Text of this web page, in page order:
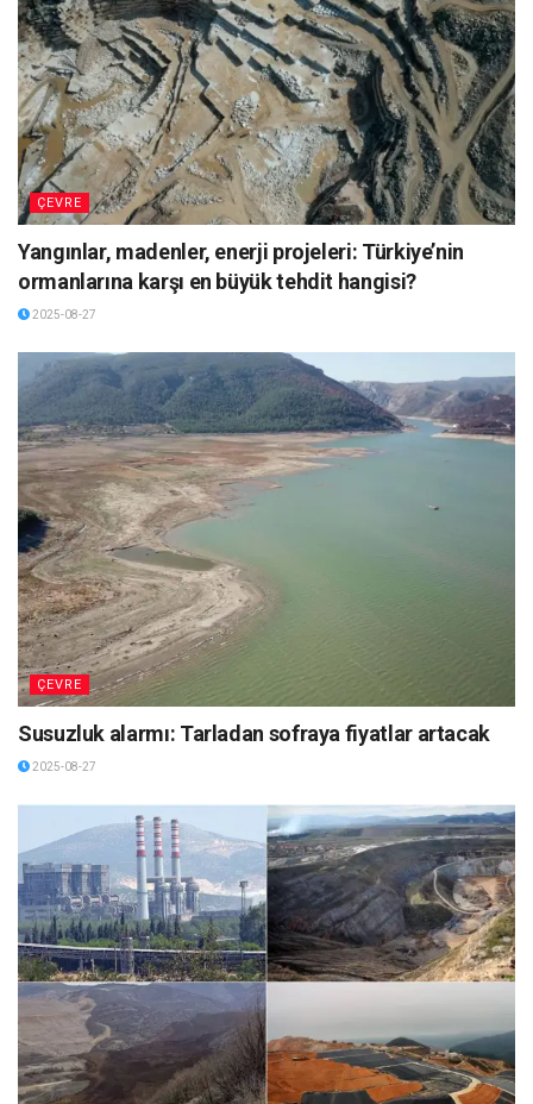
ÇEVRE
Yangınlar, madenler, enerji projeleri: Türkiye’nin
ormanlarına karşı en büyük tehdit hangisi?
2025-08-27
ÇEVRE
Susuzluk alarmı: Tarladan sofraya fiyatlar artacak
2025-08-27